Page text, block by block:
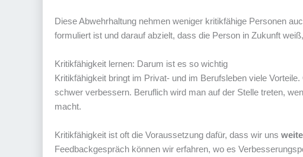
Diese Abwehrhaltung nehmen weniger kritikfähige Personen
formuliert ist und darauf abzielt, dass die Person in Zukunft
Kritikfähigkeit lernen: Darum ist es so wichtig
Kritikfähigkeit bringt im Privat- und im Berufsleben viele
schwer verbessern. Beruflich wird man auf der Stelle treten,
macht.
Kritikfähigkeit ist oft die Voraussetzung dafür, dass wir uns
Feedbackgespräch können wir erfahren, wo es